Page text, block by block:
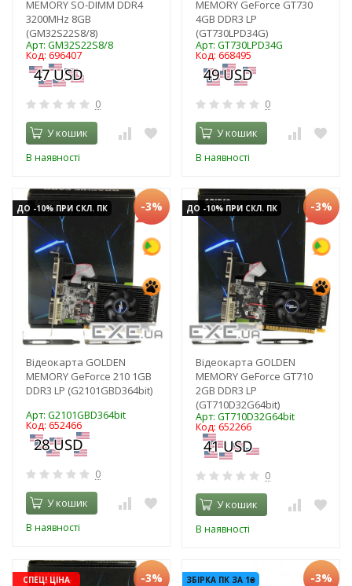
MEMORY SO-DIMM DDR4
3200MHz 8GB
(GM32S22S8/8)
Арт: GM32S22S8/8
Код: 696407
0
У кошик
В наявності
MEMORY GeForce GT730
4GB DDR3 LP
(GT730LPD34G)
Арт: GT730LPD34G
Код: 668495
0
У кошик
В наявності
ДО -10% ПРИ СКЛ. ПК -3%
Відеокарта GOLDEN
MEMORY GeForce 210 1GB
DDR3 LP (G2101GBD364bit)
Арт: G2101GBD364bit
Код: 652466
0
У кошик
В наявності
ДО -10% ПРИ СКЛ. ПК -3%
Відеокарта GOLDEN
MEMORY GeForce GT710
2GB DDR3 LP
(GT710D32G64bit)
Арт: GT710D32G64bit
Код: 652266
0
У кошик
В наявності
СПЕЦ! ЦІНА
-3%
ЗБІРКА ПК ЗА 1₴
-3%